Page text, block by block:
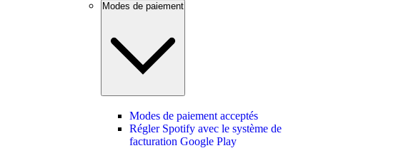
Modes de paiement
Modes de paiement acceptés
Régler Spotify avec le système de
facturation Google Play